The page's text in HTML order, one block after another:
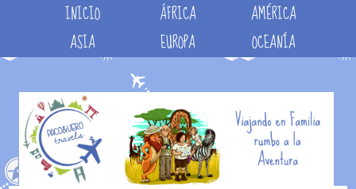
INICIO ÁFRICA
AMÉRICA
ASIA
EUROPA OCEANÍA